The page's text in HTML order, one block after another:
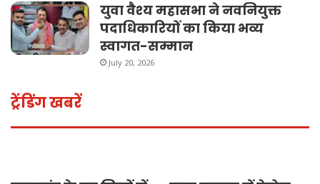
युवा वैश्य महासभा ने नवनियुक्त
पदाधिकारियों का किया भव्य
स्वागत-सम्मान
July 20, 2026
ट्रेंडिंग खबरें